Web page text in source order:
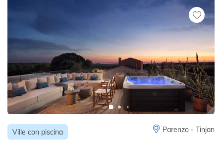
Ville con piscina Parenzo - Tinjan